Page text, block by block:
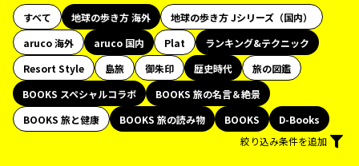
すべて 地球の歩き方 海外
地球の歩き方 Jシリーズ（国内）
aruco 海外
aruco 国内 Plat
ランキング&テクニック
Resort Style
島旅 御朱印 歴史時代
旅の図鑑
BOOKS スペシャルコラボ
BOOKS 旅の名言＆絶景
BOOKS 旅と健康
BOOKS 旅の読み物 BOOKS
D-Books
絞り込み条件を追加